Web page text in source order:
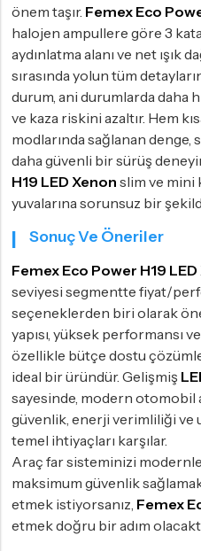
önem taşır. Femex Eco
halojen ampullere göre 3
aydınlatma alanı ve net ışık
sırasında yolun tüm
durum, ani durumlarda daha
ve kaza riskini azaltır. Hem
modlarında sağlanan
daha güvenli bir sürüş
H19 LED Xenon slim ve mini
yuvalarına sorunsuz bir
Sonuç Ve Öneriler
Femex Eco Power H19
seviyesi segmentte fiyat/
seçeneklerden biri olarak
yapısı, yüksek performansı
özellikle bütçe dostu
ideal bir üründür. Gelişmiş
sayesinde, modern otomobil
güvenlik, enerji verimliliği ve
temel ihtiyaçları karşılar.
Araç far sisteminizi
maksimum güvenlik
etmek istiyorsanız, Femex
etmek doğru bir adım